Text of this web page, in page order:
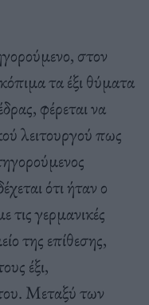
στον
τα έξι θύματα
φέρεται να
λειτουργού πως
ότι ήταν ο
τις γερμανικές
της επίθεσης,
έξι,
Μεταξύ των